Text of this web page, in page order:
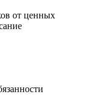
от ценных